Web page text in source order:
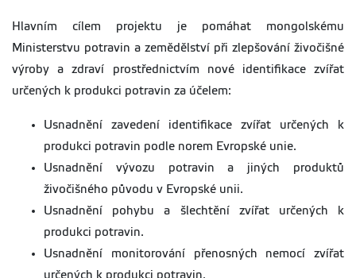
Hlavním cílem projektu je pomáhat mongolskému
Ministerstvu potravin a zemědělství při zlepšování živočišné
výroby a zdraví prostřednictvím nové identifikace zvířat
určených k produkci potravin za účelem:
Usnadnění zavedení identifikace zvířat určených k
produkci potravin podle norem Evropské unie.
Usnadnění vývozu potravin a jiných produktů
živočišného původu v Evropské unii.
Usnadnění pohybu a šlechtění zvířat určených k
produkci potravin.
Usnadnění monitorování přenosných nemocí zvířat
určených k produkci potravin.